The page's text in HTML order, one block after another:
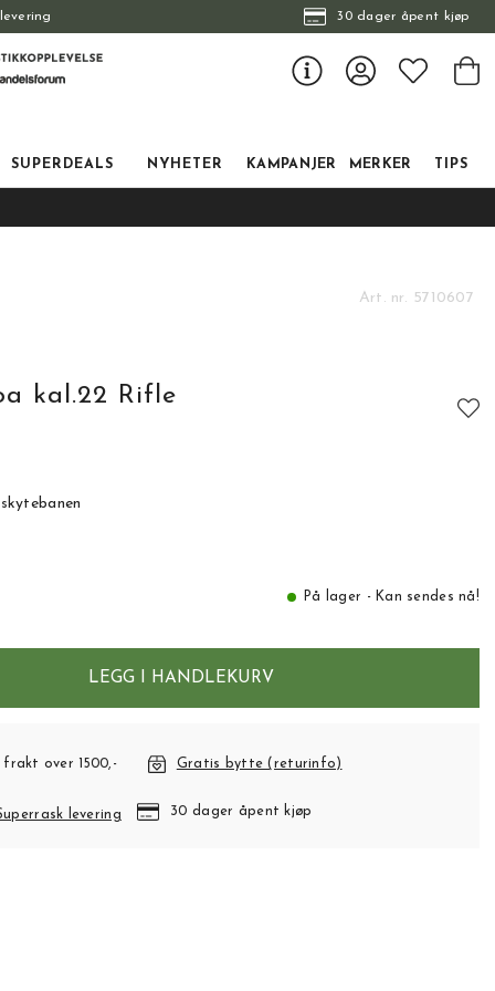
30 dager åpent kjøp
SUPERDEALS NYHETER KAMPANJER MERKER TIPS
Art. nr. 5710607
kal.22 Rifle
På lager - Kan sendes nå!
LEGG I HANDLEKURV
over 1500,- Gratis bytte (returinfo)
levering 30 dager åpent kjøp